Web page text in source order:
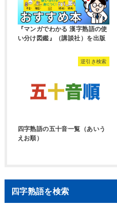
『マンガでわかる 漢字熟語の使
い分け図鑑』（講談社）を出版
逆引き検索
四字熟語の五十音一覧（あいう
えお順）
四字熟語を検索